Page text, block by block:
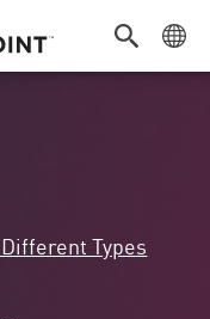
Types